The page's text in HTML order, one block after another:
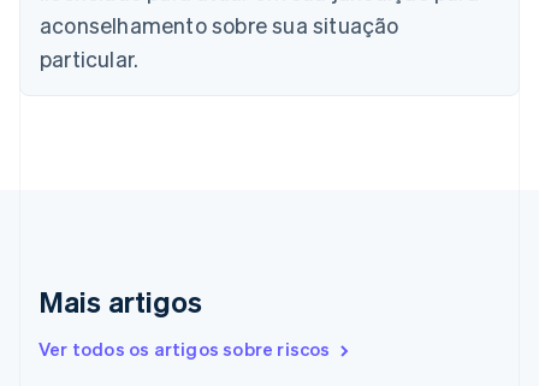
aconselhamento sobre sua situação
particular.
Mais artigos
Ver todos os artigos sobre riscos
Chipre
English
Croácia
EnglishItaliano
EnglishItaliano
Español English